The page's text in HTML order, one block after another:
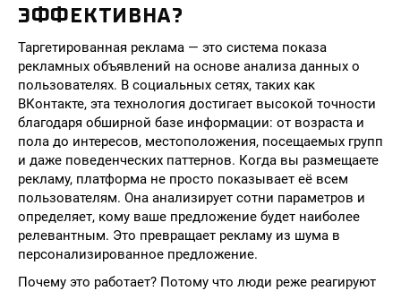
ЭФФЕКТИВНА?
Таргетированная реклама — это система показа
рекламных объявлений на основе анализа данных о
пользователях. В социальных сетях, таких как
ВКонтакте, эта технология достигает высокой точности
благодаря обширной базе информации: от возраста и
пола до интересов, местоположения, посещаемых групп
и даже поведенческих паттернов. Когда вы размещаете
рекламу, платформа не просто показывает её всем
пользователям. Она анализирует сотни параметров и
определяет, кому ваше предложение будет наиболее
релевантным. Это превращает рекламу из шума в
персонализированное предложение.
Почему это работает? Потому что люди реже реагируют